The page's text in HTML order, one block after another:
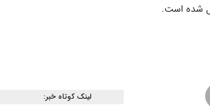
شده است.
لینک کوتاه خبر: